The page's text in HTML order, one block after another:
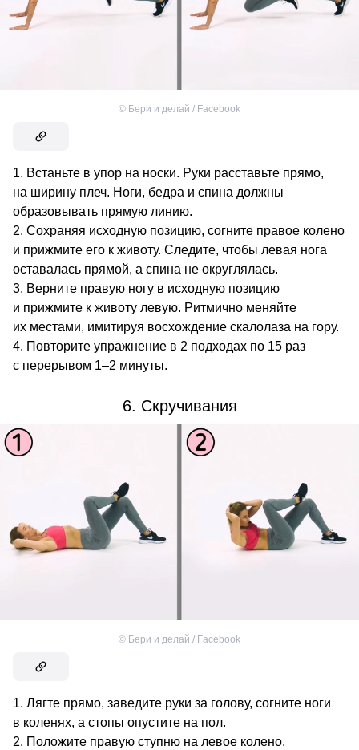
© Бери и делай / Facebook
Встаньте в упор на носки. Руки расставьте прямо,
на ширину плеч. Ноги, бедра и спина должны
образовывать прямую линию.
Сохраняя исходную позицию, согните правое колено
и прижмите его к животу. Следите, чтобы левая нога
оставалась прямой, а спина не округлялась.
Верните правую ногу в исходную позицию
и прижмите к животу левую. Ритмично меняйте
их местами, имитируя восхождение скалолаза на гору.
Повторите упражнение в 2 подходах по 15 раз
с перерывом 1–2 минуты.
6. Скручивания
© Бери и делай / Facebook
Лягте прямо, заведите руки за голову, согните ноги
в коленях, а стопы опустите на пол.
Положите правую ступню на левое колено.